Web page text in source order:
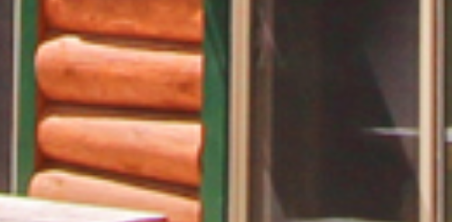
👋 Attends une petite seconde... tu as vu notre promo de